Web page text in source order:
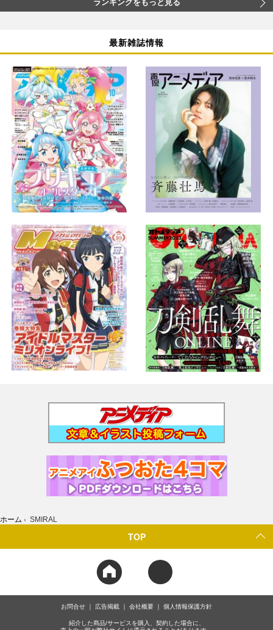
ランキングをもっと見る
最新雑誌情報
ホーム › SMIRAL
TOP
お問合せ 広告掲載 会社概要 個人情報保護方針
紹介した商品/サービスを購入、契約した場合に、